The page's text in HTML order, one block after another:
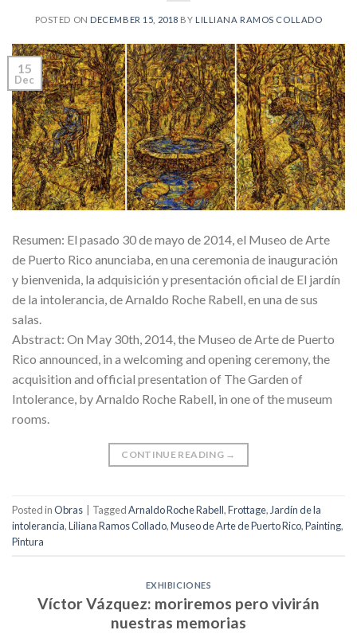
POSTED ON DECEMBER 15, 2018 BY LILLIANA RAMOS COLLADO
15
Dec
Resumen: El pasado 30 de mayo de 2014, el Museo de Arte
de Puerto Rico anunciaba, en una ceremonia de inauguración
y bienvenida, la adquisición y presentación oficial de El jardín
de la intolerancia, de Arnaldo Roche Rabell, en una de sus
salas.
Abstract: On May 30th, 2014, the Museo de Arte de Puerto
Rico announced, in a welcoming and opening ceremony, the
acquisition and official presentation of The Garden of
Intolerance, by Arnaldo Roche Rabell, in one of the museum
rooms.
CONTINUE READING →
Posted inObras TaggedArnaldo Roche Rabell,Frottage, Jardín de la
intolerancia,Liliana Ramos Collado,Museo de Arte de Puerto Rico,Painting,
Pintura
EXHIBICIONES
Víctor Vázquez: moriremos pero vivirán
nuestras memorias